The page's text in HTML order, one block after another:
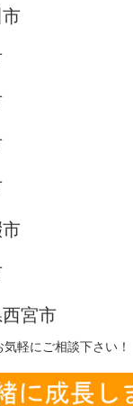
宮市
軽にご相談下さい！